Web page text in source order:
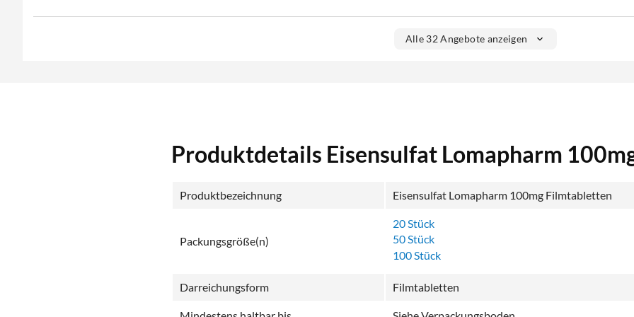
Alle 32 Angebote anzeigen
Produktdetails Eisensulfat Lomapharm
Produktbezeichnung Eisensulfat Lomapharm 100mg Filmtabletten
Packungsgröße(n)
20 Stück
50 Stück
100 Stück
Darreichungsform Filmtabletten